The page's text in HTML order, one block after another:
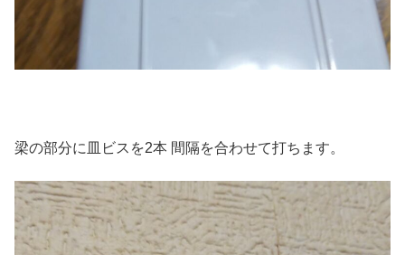
梁の部分に皿ビスを2本 間隔を合わせて打ちます。